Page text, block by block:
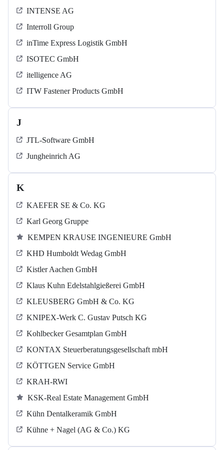
INTENSE AG
Interroll Group
inTime Express Logistik GmbH
ISOTEC GmbH
itelligence AG
ITW Fastener Products GmbH
J
JTL-Software GmbH
Jungheinrich AG
K
KAEFER SE & Co. KG
Karl Georg Gruppe
KEMPEN KRAUSE INGENIEURE GmbH
KHD Humboldt Wedag GmbH
Kistler Aachen GmbH
Klaus Kuhn Edelstahlgießerei GmbH
KLEUSBERG GmbH & Co. KG
KNIPEX-Werk C. Gustav Putsch KG
Kohlbecker Gesamtplan GmbH
KONTAX Steuerberatungsgesellschaft mbH
KÖTTGEN Service GmbH
KRAH-RWI
KSK-Real Estate Management GmbH
Kühn Dentalkeramik GmbH
Kühne + Nagel (AG & Co.) KG